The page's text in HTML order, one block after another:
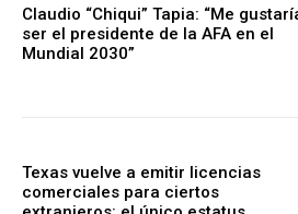
Claudio “Chiqui” Tapia: “Me
ser el presidente de la AFA en el
Mundial 2030”
Texas vuelve a emitir licencias
comerciales para ciertos